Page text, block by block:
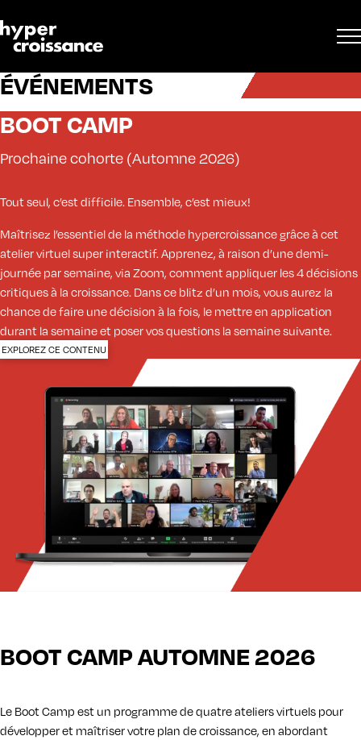
ÉVÉNEMENTS
BOOT CAMP
Prochaine cohorte (Automne 2026)
Tout seul, c’est difficile. Ensemble, c’est mieux!
Maîtrisez l’essentiel de la méthode hypercroissance grâce à cet
atelier virtuel super interactif. Apprenez, à raison d’une demi-
journée par semaine, via Zoom, comment appliquer les 4 décisions
critiques à la croissance. Dans ce blitz d’un mois, vous aurez la
chance de faire une décision à la fois, le mettre en application
durant la semaine et poser vos questions la semaine suivante.
EXPLOREZ CE CONTENU
B OOT CAMP AUTOMNE 2026
Le Boot Camp est un programme de quatre ateliers virtuels pour
développer et maîtriser votre plan de croissance, en abordant